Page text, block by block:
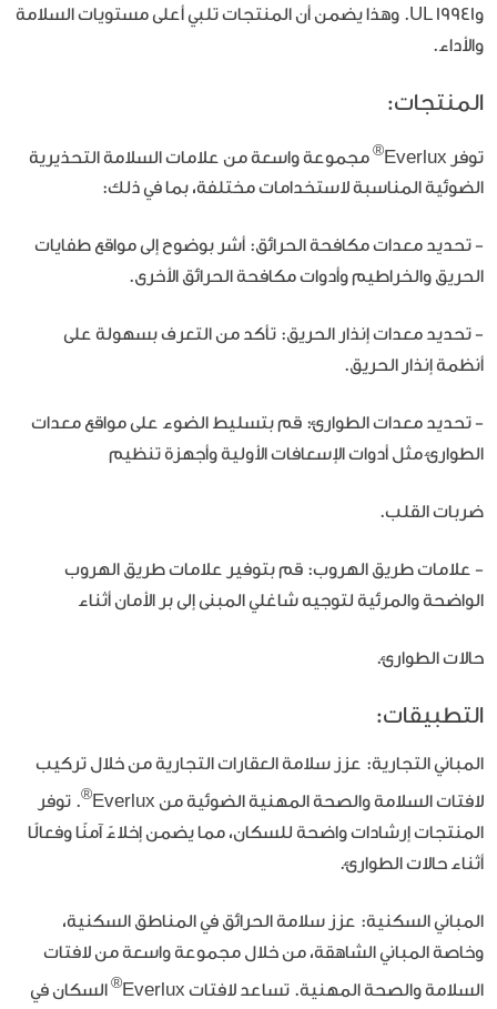
وUL 19941. وهذا يضمن أن المنتجات تلبي أعلى مستويات السلامة
والأداء.
المنتجات:
توفر Everlux ® مجموعة واسعة من علامات السلامة التحذيرية
الضوئية المناسبة لاستخدامات مختلفة، بما في ذلك:
- تحديد معدات مكافحة الحرائق: أشر بوضوح إلى مواقع طفايات
الحريق والخراطيم وأدوات مكافحة الحرائق الأخرى.
- تحديد معدات إنذار الحريق: تأكد من التعرف بسهولة على
أنظمة إنذار الحريق.
- تحديد معدات الطوارئ: قم بتسليط الضوء على مواقع معدات
الطوارئ مثل أدوات الإسعافات الأولية وأجهزة تنظيم
ضربات القلب.
- علامات طريق الهروب: قم بتوفير علامات طريق الهروب
الواضحة والمرئية لتوجيه شاغلي المبنى إلى بر الأمان أثناء
حالات الطوارئ.
التطبيقات:
المباني التجارية: عزز سلامة العقارات التجارية من خلال تركيب
لافتات السلامة والصحة المهنية الضوئية من Everlux
®. توفر
المنتجات إرشادات واضحة للسكان، مما يضمن إخلاءً آمنًا وفعالًا
أثناء حالات الطوارئ.
المباني السكنية: عزز سلامة الحرائق في المناطق السكنية،
وخاصة المباني الشاهقة، من خلال مجموعة واسعة من لافتات
السلامة والصحة المهنية. تساعد لافتات Everlux
® السكان في